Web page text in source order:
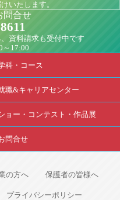
いたします。
問合せ
資料請求も受付中です
～17:00
科・コース
職&キャリアセンター
ョー・コンテスト・作品展
問合せ
の方へ 保護者の皆様へ
プライバシーポリシー